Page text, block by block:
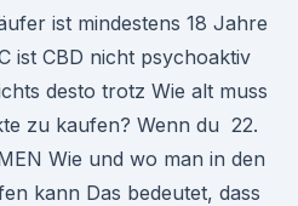
ist mindestens 18 Jahre
ist CBD nicht psychoaktiv
desto trotz Wie alt muss
zu kaufen? Wenn du 22.
Wie und wo man in den
kann Das bedeutet, dass